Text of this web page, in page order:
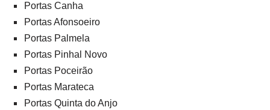
Portas Canha
Portas Afonsoeiro
Portas Palmela
Portas Pinhal Novo
Portas Poceirão
Portas Marateca
Portas Quinta do Anjo